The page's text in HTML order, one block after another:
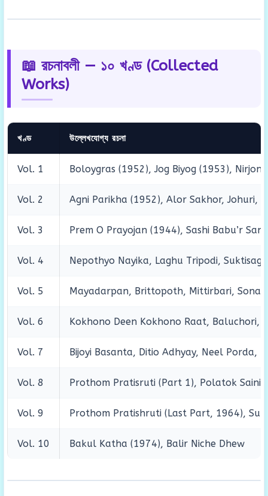
📖 রচনাবলী — ১০ খণ্ড (Collected
Works)
খণ্ড উল্লেখযোগ্য রচনা
Vol. 1 Boloygras (1952), Jog Biyog (1953),
Vol. 2 Agni Parikha (1952), Alor Sakhor, Johuri,
Vol. 3 Prem O Prayojan (1944), Sashi Babu’r
Vol. 4 Nepothyo Nayika, Laghu Tripodi,
Vol. 5 Mayadarpan, Brittopoth, Mittirbari, Sonar
Vol. 6 Kokhono Deen Kokhono Raat, Baluchori,
Vol. 7 Bijoyi Basanta, Ditio Adhyay, Neel Porda,
Vol. 8 Prothom Pratisruti (Part 1), Polatok
Vol. 9 Prothom Pratishruti (Last Part, 1964),
Vol. 10 Bakul Katha (1974), Balir Niche Dhew